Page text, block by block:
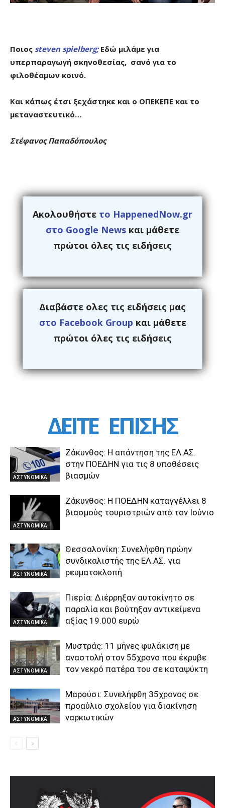
Ποιος steven spielberg;Εδώ μιλάμε για
υπερπαραγωγή σκηνοθεσίας, σανό για το
φιλοθέαμων κοινό.
Και κάπως έτσι ξεχάστηκε και ο ΟΠΕΚΕΠΕ και το
μεταναστευτικό…
Στέφανος Παπαδόπουλος
Ακολουθήστε το HappenedNow.gr
στο Google News και μάθετε
πρώτοι όλες τις ειδήσεις
Διαβάστε ολες τις ειδήσεις μας
στο Facebook Group και μάθετε
πρώτοι όλες τις ειδήσεις
ΔΕΙΤΕ ΕΠΙΣΗΣ
ΑΣΤΥΝΟΜΙΚΑ
Ζάκυνθος: Η απάντηση της ΕΛ.ΑΣ.
στην ΠΟΕΔΗΝ για τις 8 υποθέσεις
βιασμών
ΑΣΤΥΝΟΜΙΚΑ
Ζάκυνθος: Η ΠΟΕΔΗΝ καταγγέλλει 8
βιασμούς τουριστριών από τον Ιούνιο
ΑΣΤΥΝΟΜΙΚΑ
Θεσσαλονίκη: Συνελήφθη πρώην
συνδικαλιστής της ΕΛ.ΑΣ. για
ρευματοκλοπή
ΑΣΤΥΝΟΜΙΚΑ
Πιερία: Διέρρηξαν αυτοκίνητο σε
παραλία και βούτηξαν αντικείμενα
αξίας 19.000 ευρώ
ΑΣΤΥΝΟΜΙΚΑ
Μυστράς: 11 μήνες φυλάκιση με
αναστολή στον 55χρονο που έκρυβε
τον νεκρό πατέρα του σε καταψύκτη
ΑΣΤΥΝΟΜΙΚΑ
Μαρούσι: Συνελήφθη 35χρονος σε
προαύλιο σχολείου για διακίνηση
ναρκωτικών